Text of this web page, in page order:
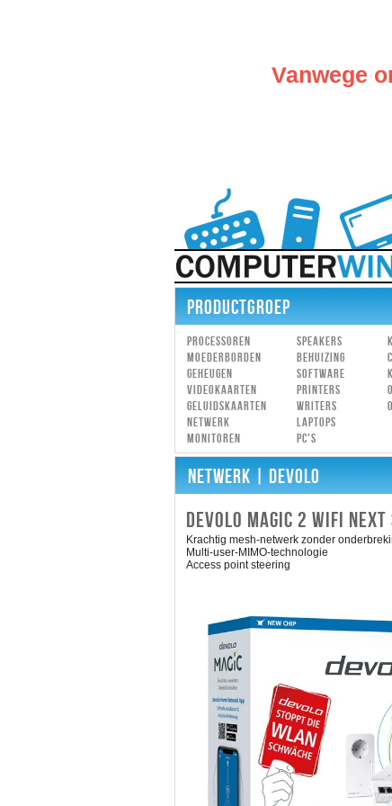
Vanwege
PRODUCTGROEP
Processoren
Moederborden
Geheugen
Videokaarten
Geluidskaarten
Netwerk
Monitoren
Speakers
Behuizing
Software
Printers
Writers
Laptops
PC's
NETWERK| DEVOLO
DEVOLO MAGIC 2 WIFI
Krachtig mesh-netwerk zonder
Multi-user-MIMO-technologie
Access point steering